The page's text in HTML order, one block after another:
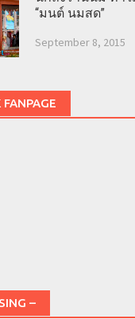
“มนต์ นมสด”
September 8, 2015
–